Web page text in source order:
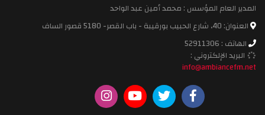
المدير العام المؤسس : محمد أمين عبد الواحد
العنوان: 40، شارع الحبيب بورقيبة - باب القصر- 5180 قصور الساف
الهاتف : 52911306
البريد الإلكتروني :
info@ambiancefm.net